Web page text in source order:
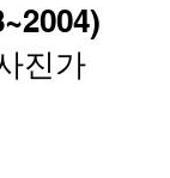
진가